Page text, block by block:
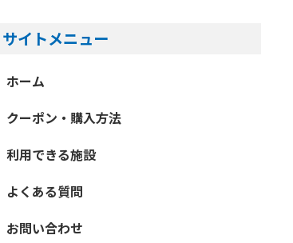
サイトメニュー
ホーム
クーポン・購入方法
利用できる施設
よくある質問
お問い合わせ